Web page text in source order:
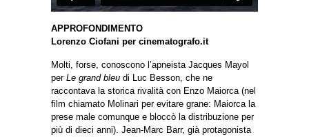
APPROFONDIMENTO
Lorenzo Ciofani per cinematografo.it
Molti, forse, conoscono l’apneista Jacques Mayol
per Le grand bleu di Luc Besson, che ne
raccontava la storica rivalità con Enzo Maiorca (nel
film chiamato Molinari per evitare grane: Maiorca la
prese male comunque e bloccò la distribuzione per
più di dieci anni). Jean-Marc Barr, già protagonista